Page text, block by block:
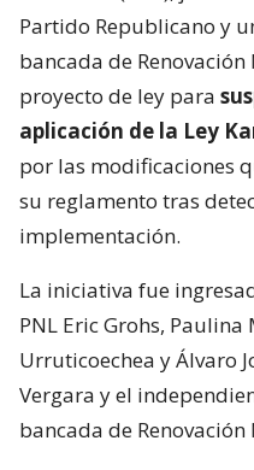
Partido Republicano y
bancada de
proyecto de ley para
aplicación de la Ley
por las modificaciones
su reglamento tras
implementación.
La iniciativa fue
PNL Eric Grohs,
Urruticoechea y Álvaro
Vergara y el
bancada de Renovación